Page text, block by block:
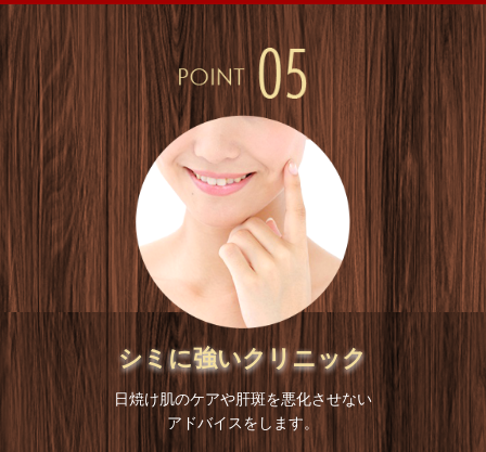
シミに強いクリニック
日焼け肌のケアや肝斑を悪化させない
アドバイスをします。